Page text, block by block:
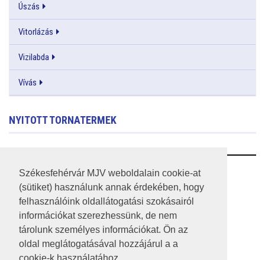
Székesfehérvár MJV weboldalain cookie-at
(sütiket) használunk annak érdekében, hogy
felhasználóink oldallátogatási szokásairól
információkat szerezhessünk, de nem
tárolunk személyes információkat. Ön az
oldal meglátogatásával hozzájárul a a
Úszás
Vitorlázás
Vizilabda
Vívás
NYITOTT TORNATERMEK
RSS
A HONLAP 2017.03.31-I ÁLLAPOTA
JOGI NYILATKOZAT
IMPRESSZUM